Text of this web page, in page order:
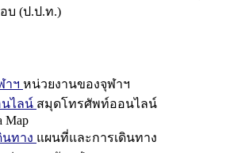
บ (ป.ป.ท.)
าฯ หน่วยงานของจุฬาฯ
ไลน์ สมุดโทรศัพท์ออนไลน์
Map
นทาง แผนที่และการเดินทาง